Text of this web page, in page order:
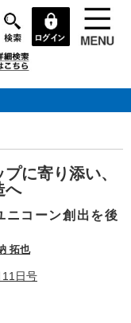
に寄り添い、
へ
ニコーン創出を後
拓也
日号